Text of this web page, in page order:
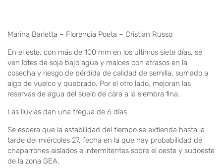
Marina Barletta – Florencia Poeta – Cristian Russo
En el este, con más de 100 mm en los ultimos siete días, se
ven lotes de soja bajo agua y maíces con atrasos en la
cosecha y riesgo de pérdida de calidad de semilla, sumado a
algo de vuelco y quebrado. Por el otro lado, mejoran las
reservas de agua del suelo de cara a la siembra fina.
Las lluvias dan una tregua de 6 días
Se espera que la estabilidad del tiempo se extienda hasta la
tarde del miércoles 27, fecha en la que hay probabilidad de
chaparrones aislados e intermitentes sobre el oeste y sudoeste
de la zona GEA.